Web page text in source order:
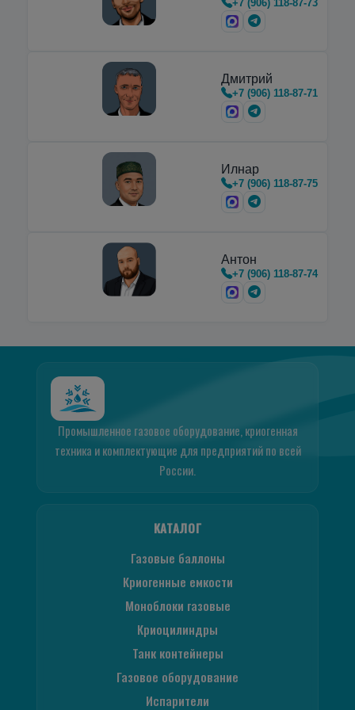
горизонтальные криоцилиндры,
+7 (906) 118-87-73
Дмитрий
+7 (906) 118-87-71
Илнар
+7 (906) 118-87-75
Антон
+7 (906) 118-87-74
Промышленное газовое оборудование, криогенная
техника и комплектующие для предприятий по всей
России.
КАТАЛОГ
Газовые баллоны
Криогенные емкости
Моноблоки газовые
Криоцилиндры
Танк контейнеры
Газовое оборудование
Испарители